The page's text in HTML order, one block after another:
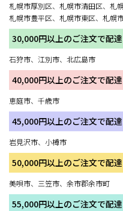
札幌市厚別区、札幌市清田区、札
札幌市豊平区、札幌市東区、札幌
30,000円以上のご注文で配
石狩市、江別市、北広島市
40,000円以上のご注文で配
恵庭市、千歳市
45,000円以上のご注文で配
岩見沢市、小樽市
50,000円以上のご注文で配
美唄市、三笠市、余市郡余市町
55,000円以上のご注文で配